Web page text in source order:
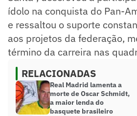
ídolo na conquista do Pan-
e ressaltou o suporte
aos projetos da federação,
término da carreira nas
RELACIONADAS
Real Madrid lamenta a
morte de Oscar Schmidt,
a maior lenda do
basquete brasileiro